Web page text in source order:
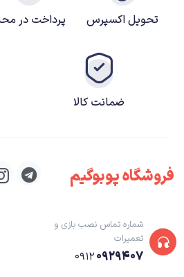
تحویل اکسپرس پرداخت در
ضمانت کالا
فروشگاه پوبوگیم
شماره تماس نصب بازی و
تعمیرات
۰۹۱۲۰۹۲۹۴۰۷